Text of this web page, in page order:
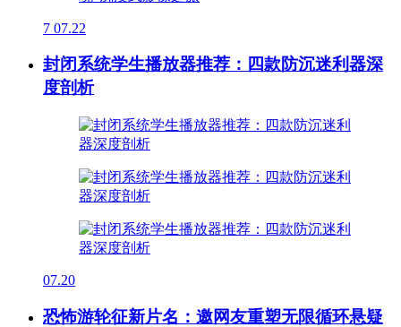
7 07.22
封闭系统学生播放器推荐：四款防沉迷利器深
度剖析
07.20
恐怖游轮征新片名：邀网友重塑无限循环悬疑